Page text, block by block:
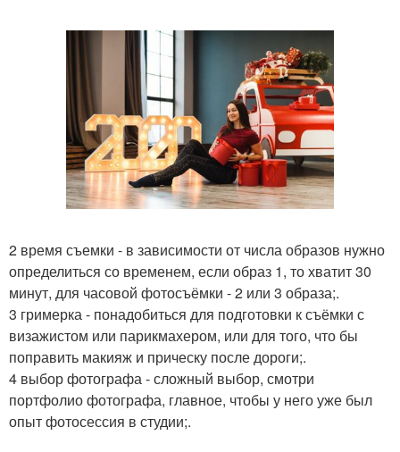
2 время съемки - в зависимости от числа образов нужно
определиться со временем, если образ 1, то хватит 30
минут, для часовой фотосъёмки - 2 или 3 образа;.
3 гримерка - понадобиться для подготовки к съёмки с
визажистом или парикмахером, или для того, что бы
поправить макияж и прическу после дороги;.
4 выбор фотографа - сложный выбор, смотри
портфолио фотографа, главное, чтобы у него уже был
опыт фотосессия в студии;.